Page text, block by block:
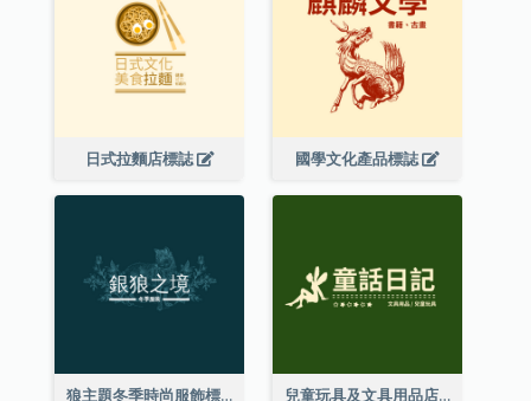
日式拉麵店標誌 國學文化產品標誌
狼主題冬季時尚服飾標誌 兒童玩具及文具用品店精靈主題標誌設計